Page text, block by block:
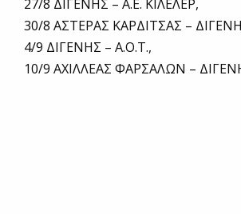
27/8 ΔΙΓΕΝΗΣ – Α.Ε. ΚΙΛΕΛΕΡ,
30/8 ΑΣΤΕΡΑΣ ΚΑΡΔΙΤΣΑΣ –
4/9 ΔΙΓΕΝΗΣ – Α.Ο.Τ.,
10/9 ΑΧΙΛΛΕΑΣ ΦΑΡΣΑΛΩΝ –